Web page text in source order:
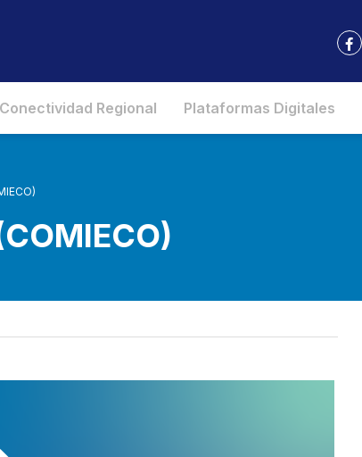
Conectividad Regional Plataformas Digitales